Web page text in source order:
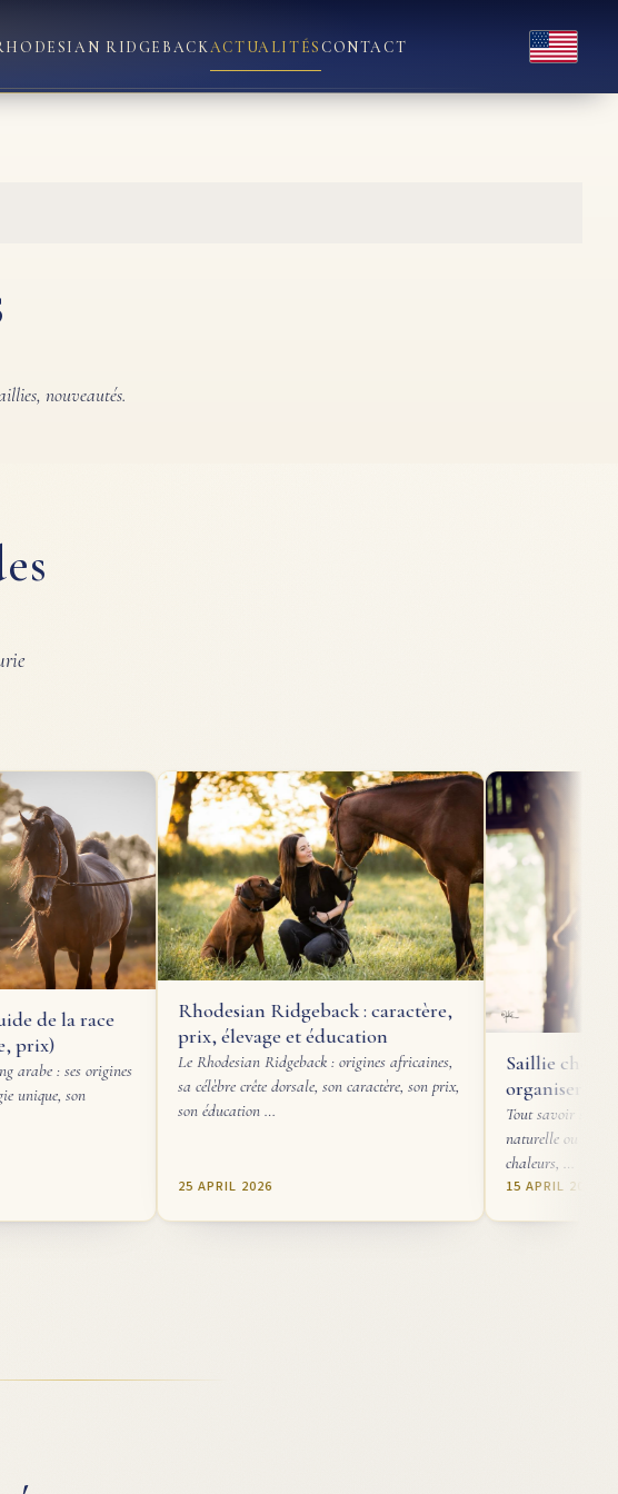
RIDGEBACKACTUALITÉS CONTACT English
nouveautés.
Rhodesian Ridgeback : caractère,
prix, élevage et éducation
Le Rhodesian Ridgeback : origines africaines,
sa célèbre crête dorsale, son caractère, son prix,
Saillie cheval : choisir un
organiser la reproduction
Tout savoir sur la saillie d'une
naturelle ou IA, choix de l'étalon,